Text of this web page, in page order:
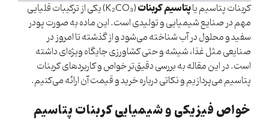
کربنات پتاسیم یاپتاسیم کربنات(K₂CO₃)
یکی از ترکیبات قلیایی
مهم در صنایع شیمیایی و تولیدی است. این ماده به صورت پودر
سفید و محلول در آب شناخته می‌شود و از گذشته تا امروز در
صنایعی مثل غذا، شیشه و حتی کشاورزی جایگاه ویژه‌ای داشته
است. در این مقاله به بررسی دقیق‌تر خواص و کاربردهای کربنات
پتاسیم می‌پردازیم و نکاتی درباره خرید و قیمت آن ارائه می‌کنیم.
خواص فیزیکی و شیمیایی کربنات پتاسیم